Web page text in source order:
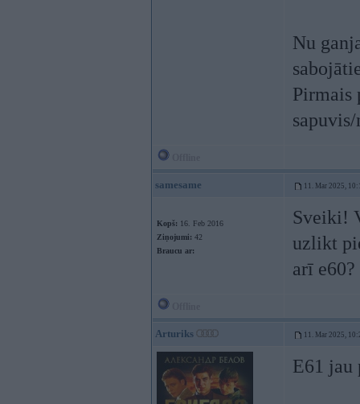
Nu
Pirmais
samesame 11. Mar 2025,
Kopš: 16. Feb 2016
Ziņojumi: 42
Braucu ar:
Sveiki!
uzlikt
arī e60?
Arturiks 11. Mar 2025,
E61 jau